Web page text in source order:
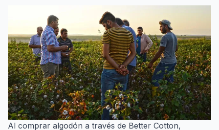
Al comprar algodón a través de Better Cotton,